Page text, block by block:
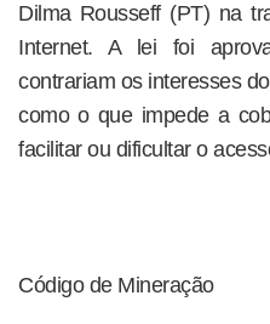
Dilma Rousseff (PT) na
Internet. A lei foi
contrariam os interesses
como o que impede a
facilitar ou dificultar o
Código de Mineração